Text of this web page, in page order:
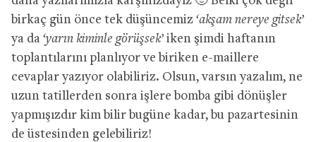
birkaç gün önce tek düşüncemiz ‘akşam nereye gitsek’
ya da ‘yarın kiminle görüşsek’ iken şimdi haftanın
toplantılarını planlıyor ve biriken e-maillere
cevaplar yazıyor olabiliriz. Olsun, varsın yazalım, ne
uzun tatillerden sonra işlere bomba gibi dönüşler
yapmışızdır kim bilir bugüne kadar, bu pazartesinin
de üstesinden gelebiliriz!